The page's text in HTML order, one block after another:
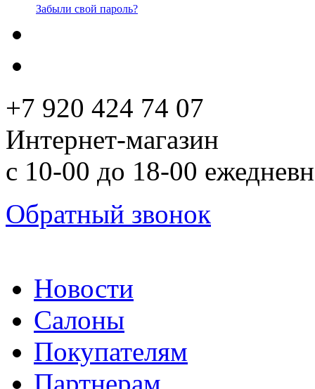
Забыли свой пароль?
+7 920 424 74 07
Интернет-магазин
с 10-00 до 18-00
Обратный звонок
Новости
Салоны
Покупателям